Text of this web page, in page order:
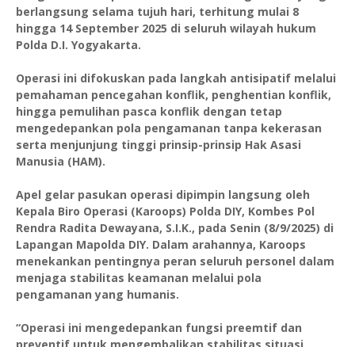
berlangsung selama tujuh hari, terhitung mulai 8
hingga 14 September 2025 di seluruh wilayah hukum
Polda D.I. Yogyakarta.
Operasi ini difokuskan pada langkah antisipatif melalui
pemahaman pencegahan konflik, penghentian konflik,
hingga pemulihan pasca konflik dengan tetap
mengedepankan pola pengamanan tanpa kekerasan
serta menjunjung tinggi prinsip-prinsip Hak Asasi
Manusia (HAM).
Apel gelar pasukan operasi dipimpin langsung oleh
Kepala Biro Operasi (Karoops) Polda DIY, Kombes Pol
Rendra Radita Dewayana, S.I.K., pada Senin (8/9/2025) di
Lapangan Mapolda DIY. Dalam arahannya, Karoops
menekankan pentingnya peran seluruh personel dalam
menjaga stabilitas keamanan melalui pola
pengamanan yang humanis.
“Operasi ini mengedepankan fungsi preemtif dan